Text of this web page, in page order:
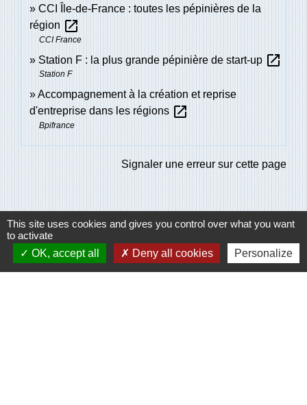
CCI Île-de-France : toutes les pépinières de la
région open_in_new
CCI France
Station F : la plus grande pépinière de start-up open_in_new
Station F
Accompagnement à la création et reprise
d'entreprise dans les régions open_in_new
Bpifrance
Signaler une erreur sur cette page
Contacts
Communes des Ventes
This site uses cookies and gives you control over what you want
to activate
OK, accept all
Deny all cookies Personalize